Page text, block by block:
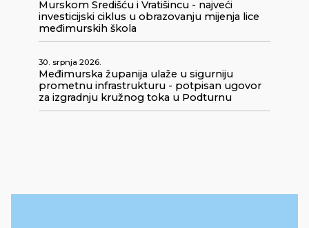
Murskom Središću i Vratišincu - najveći
investicijski ciklus u obrazovanju mijenja lice
međimurskih škola
30. srpnja 2026.
Međimurska županija ulaže u sigurniju
prometnu infrastrukturu - potpisan ugovor
za izgradnju kružnog toka u Podturnu